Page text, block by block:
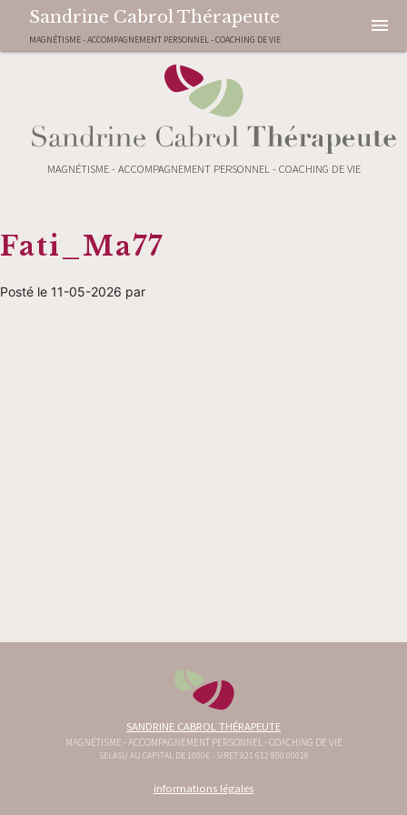
Sandrine Cabrol Thérapeute
MAGNÉTISME - ACCOMPAGNEMENT PERSONNEL - COACHING DE VIE
menu
MAGNÉTISME - ACCOMPAGNEMENT PERSONNEL - COACHING DE VIE
Fati_Ma77
Posté le 11-05-2026 par
SANDRINE CABROL THÉRAPEUTE
MAGNÉTISME - ACCOMPAGNEMENT PERSONNEL - COACHING DE VIE
SELASU AU CAPITAL DE 1000€ - SIRET 921 612 800 00018
informations légales